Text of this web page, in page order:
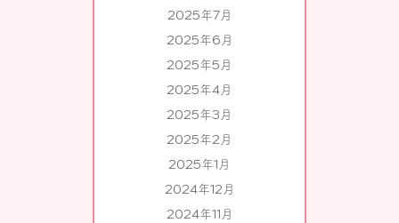
2025年7月
2025年6月
2025年5月
2025年4月
2025年3月
2025年2月
2025年1月
2024年12月
2024年11月